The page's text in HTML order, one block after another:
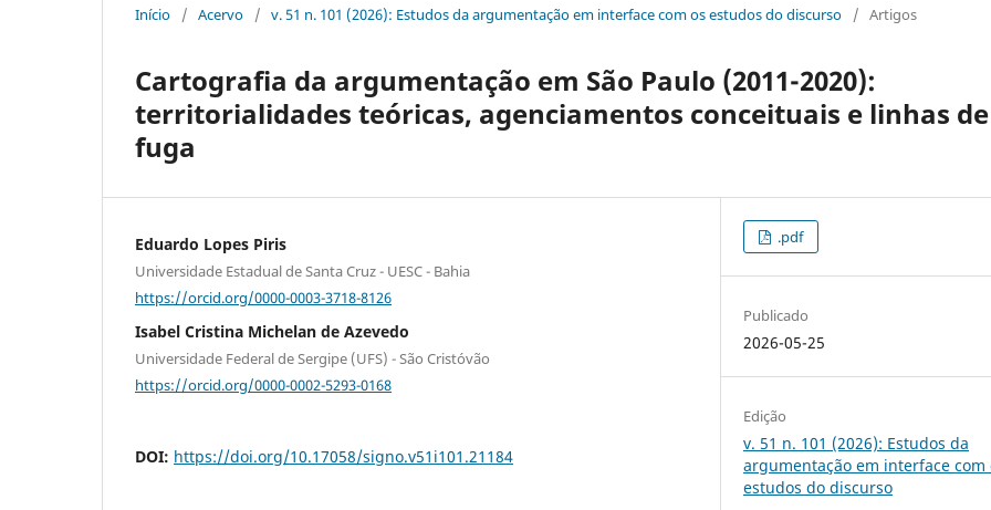
Início / Acervo / v. 51 n. 101 (2026): Estudos da argumentação em interface com os estudos do discurso / Artigos
Cartografia da argumentação em São Paulo (2011-2020):
territorialidades teóricas, agenciamentos conceituais e linhas de
fuga
Eduardo Lopes Piris
Universidade Estadual de Santa Cruz - UESC - Bahia
https://orcid.org/0000-0003-3718-8126
Isabel Cristina Michelan de Azevedo
Universidade Federal de Sergipe (UFS) - São Cristóvão
https://orcid.org/0000-0002-5293-0168
DOI: https://doi.org/10.17058/signo.v51i101.21184
.pdf
Publicado
2026-05-25
Edição
v. 51 n. 101 (2026): Estudos da
argumentação em interface com
estudos do discurso